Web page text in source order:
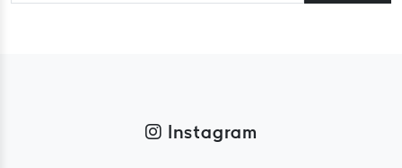
Instagram